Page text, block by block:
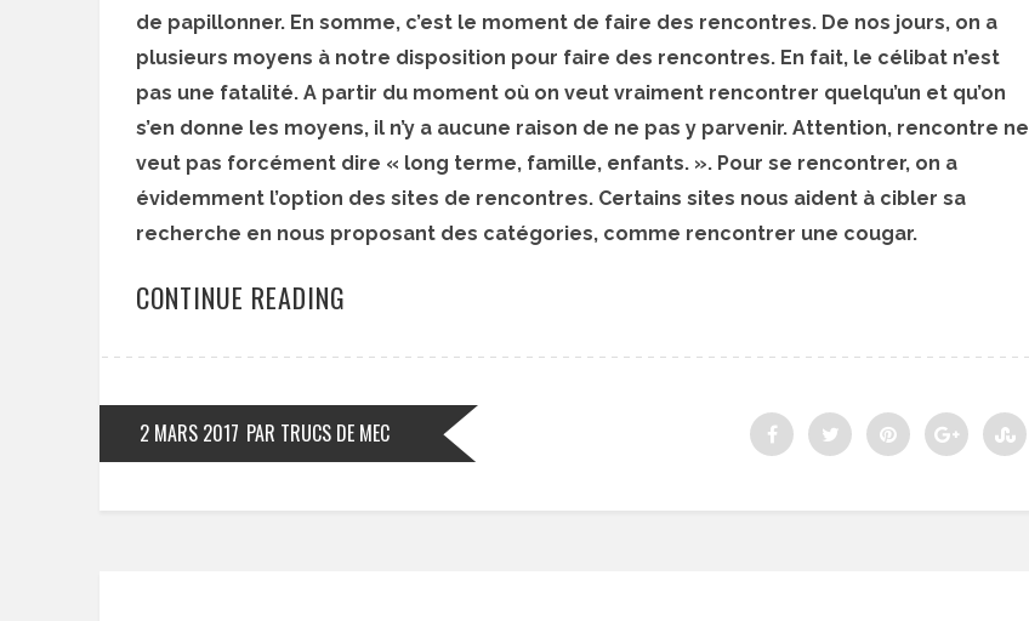
de papillonner. En somme, c’est le moment de faire des rencontres. De nos jours, on a
plusieurs moyens à notre disposition pour faire des rencontres. En fait, le célibat n’est
pas une fatalité. A partir du moment où on veut vraiment rencontrer quelqu’un et qu’on
s’en donne les moyens, il n’y a aucune raison de ne pas y parvenir. Attention, rencontre ne
veut pas forcément dire « long terme, famille, enfants. ». Pour se rencontrer, on a
évidemment l’option des sites de rencontres. Certains sites nous aident à cibler sa
recherche en nous proposant des catégories, comme rencontrer une cougar.
CONTINUE READING
2 MARS 2017 PAR TRUCS DE MEC